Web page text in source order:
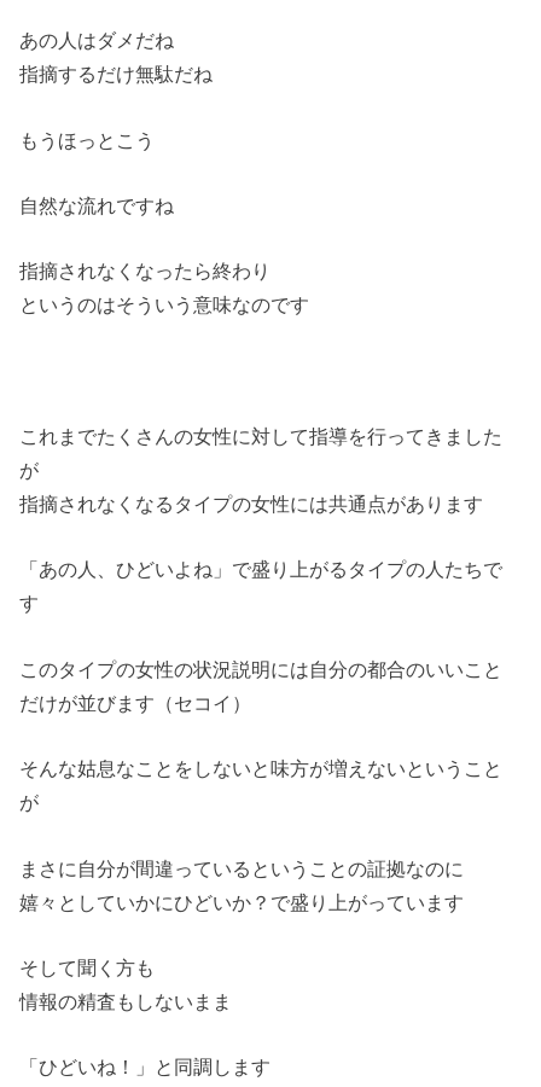
あの人はダメだね
指摘するだけ無駄だね
もうほっとこう
自然な流れですね
指摘されなくなったら終わり
というのはそういう意味なのです
これまでたくさんの女性に対して指導を行ってきました
が
指摘されなくなるタイプの女性には共通点があります
「あの人、ひどいよね」で盛り上がるタイプの人たちで
す
このタイプの女性の状況説明には自分の都合のいいこと
だけが並びます（セコイ）
そんな姑息なことをしないと味方が増えないということ
が
まさに自分が間違っているということの証拠なのに
嬉々としていかにひどいか？で盛り上がっています
そして聞く方も
情報の精査もしないまま
「ひどいね！」と同調します